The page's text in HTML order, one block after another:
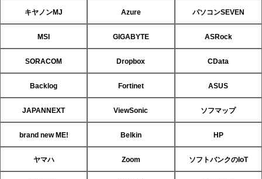
キヤノンMJ Azure パソコンSEVEN
MSI GIGABYTE ASRock
SORACOM Dropbox CData
Backlog Fortinet ASUS
JAPANNEXT ViewSonic ソフマップ
brand new ME! Belkin HP
ヤマハ Zoom ソフトバンクのIoT